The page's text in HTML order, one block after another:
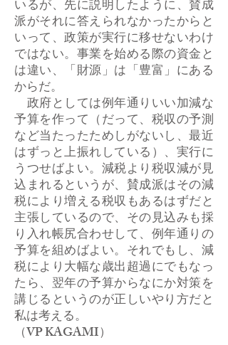
いるが、先に説明したように、賛成
派がそれに答えられなかったからと
いって、政策が実行に移せないわけ
ではない。事業を始める際の資金と
は違い、「財源」は「豊富」にある
からだ。
政府としては例年通りいい加減な
予算を作って（だって、税収の予測
など当たったためしがないし、最近
はずっと上振れしている）、実行に
うつせばよい。減税より税収減が見
込まれるというが、賛成派はその減
税により増える税収もあるはずだと
主張しているので、その見込みも採
り入れ帳尻合わせして、例年通りの
予算を組めばよい。それでもし、減
税により大幅な歳出超過にでもなっ
たら、翌年の予算からなにか対策を
講じるというのが正しいやり方だと
私は考える。
​（VP KAGAMI）